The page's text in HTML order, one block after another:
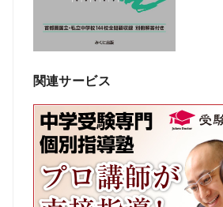
関連サービス